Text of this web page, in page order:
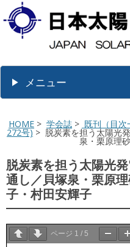
メニュー
HOME > 学会誌 > 既刊（目次
272号) > 脱炭素を担う太陽光
泉・栗原理
脱炭素を担う太陽光
通し／貝塚泉・栗原
子・村田安輝子
ページ 1 / 5